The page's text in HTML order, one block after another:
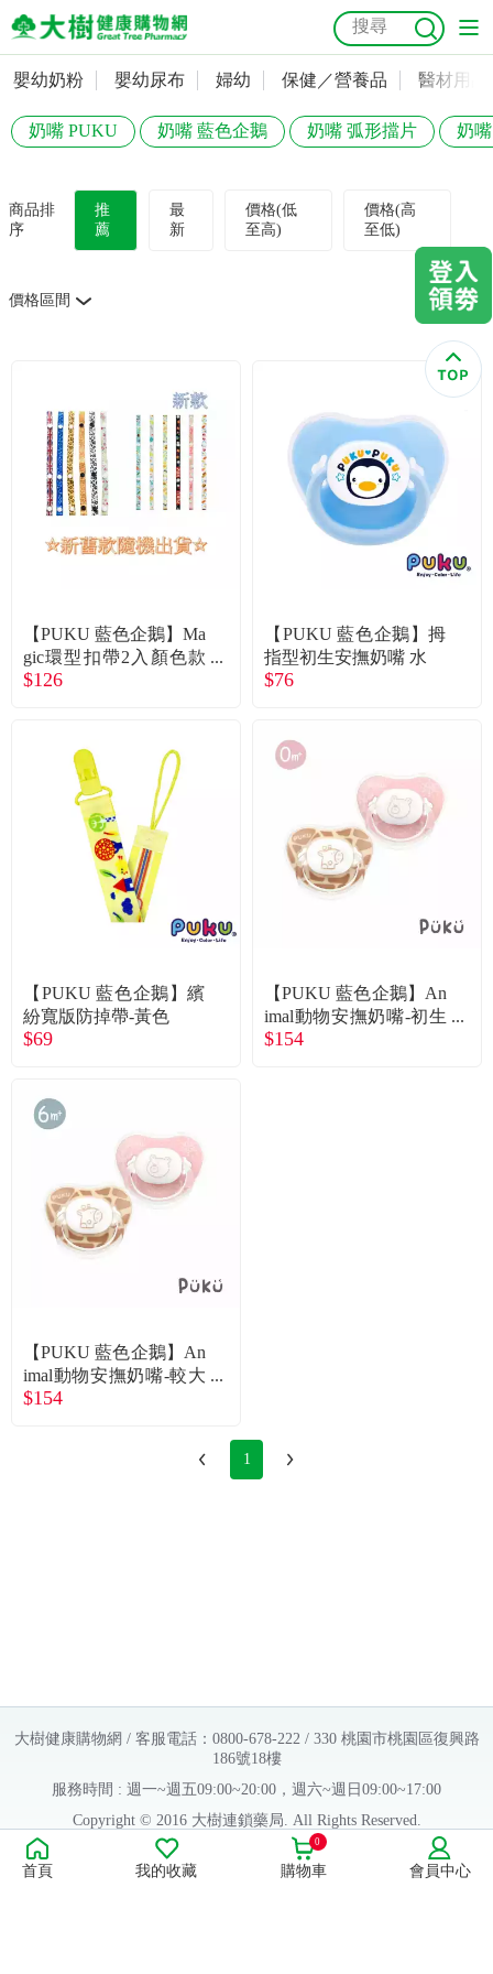
嬰幼奶粉
嬰幼尿布
婦幼
美容／個人清潔
食品／健康食補
名人嚴選
優惠活動
關於我們
合作提案
常見問題
奶瓶奶嘴
會員資料及密碼修改
常用收件人清單
訂單查詢
優惠券領取
優惠券查詢
嬰幼奶粉 嬰幼尿布 婦幼 保健／營養品 醫材用品
奶嘴 PUKU 奶嘴 藍色企鵝 奶嘴 弧形擋片 奶
商品排
序
推
薦
最
新
價格(低
至高)
價格(高
至低)
價格區間
【PUKU 藍色企鵝】Ma
gic環型扣帶2入顏色款
式隨機出貨
$126
【PUKU 藍色企鵝】拇
指型初生安撫奶嘴 水
$76
【PUKU 藍色企鵝】繽
紛寬版防掉帶-黃色
$69
【PUKU 藍色企鵝】An
imal動物安撫奶嘴-初生
型（2入/米粉）
$154
【PUKU 藍色企鵝】An
imal動物安撫奶嘴-較大
型（2入/米粉）
$154
1
大樹健康購物網 / 客服電話：0800-678-222 / 330 桃園市桃園區復興路
186號18樓
服務時間 : 週一~週五09:00~20:00，週六~週日09:00~17:00
Copyright © 2016 大樹連鎖藥局. All Rights Reserved.
販售業者資料：
許可執照字號：桃字市藥販字第623202B480 號
首頁 我的收藏 購物車
0
會員中心